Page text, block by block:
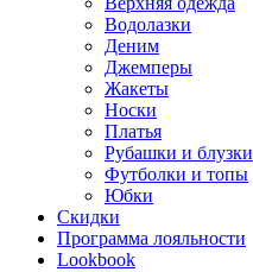
Водолазки
Деним
Джемперы
Жакеты
Носки
Платья
Рубашки и блузки
Футболки и топы
Юбки
Скидки
Программа лояльности
Lookbook